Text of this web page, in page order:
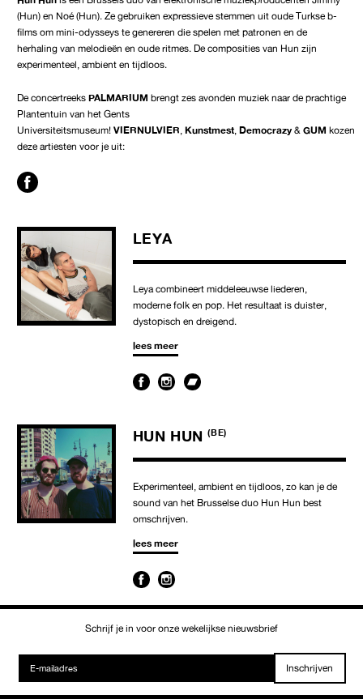
(Hun) en Noé (Hun). Ze gebruiken expressieve stemmen uit oude Turkse b-
films om mini-odysseys te genereren die spelen met patronen en de
herhaling van melodieën en oude ritmes. De composities van Hun zijn
experimenteel, ambient en tijdloos.
De concertreeks PALMARIUM brengt zes avonden muziek naar de prachtige
Plantentuin van het Gents
Universiteitsmuseum! VIERNULVIER Kunstmest Democrazy & GUM kozen
deze artiesten voor je uit:
LEYA
Leya combineert middeleeuwse liederen,
moderne folk en pop. Het resultaat is duister,
dystopisch en dreigend.
lees meer
HUN HUN (BE)
Experimenteel, ambient en tijdloos, zo kan je de
sound van het Brusselse duo Hun Hun best
omschrijven.
lees meer
Schrijf je in voor onze wekelijkse nieuwsbrief
Inschrijven